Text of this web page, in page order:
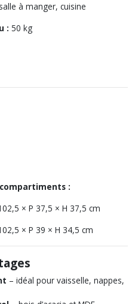
à manger, cuisine
: 50 kg
:
× P 37,5 × H 37,5 cm
× P 39 × H 34,5 cm
– idéal pour vaisselle, nappes,